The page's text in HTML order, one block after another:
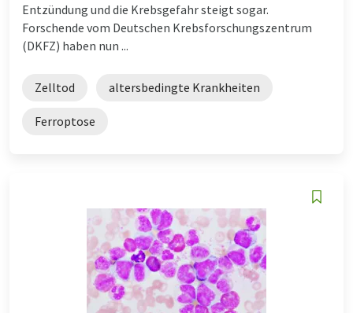
Entzündung und die Krebsgefahr steigt sogar.
Forschende vom Deutschen Krebsforschungszentrum
(DKFZ) haben nun ...
Zelltod altersbedingte Krankheiten
Ferroptose